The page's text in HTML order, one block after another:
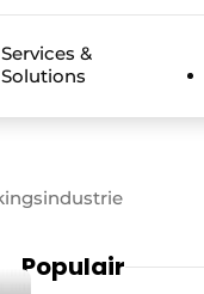
Services &
Solutions
Populair